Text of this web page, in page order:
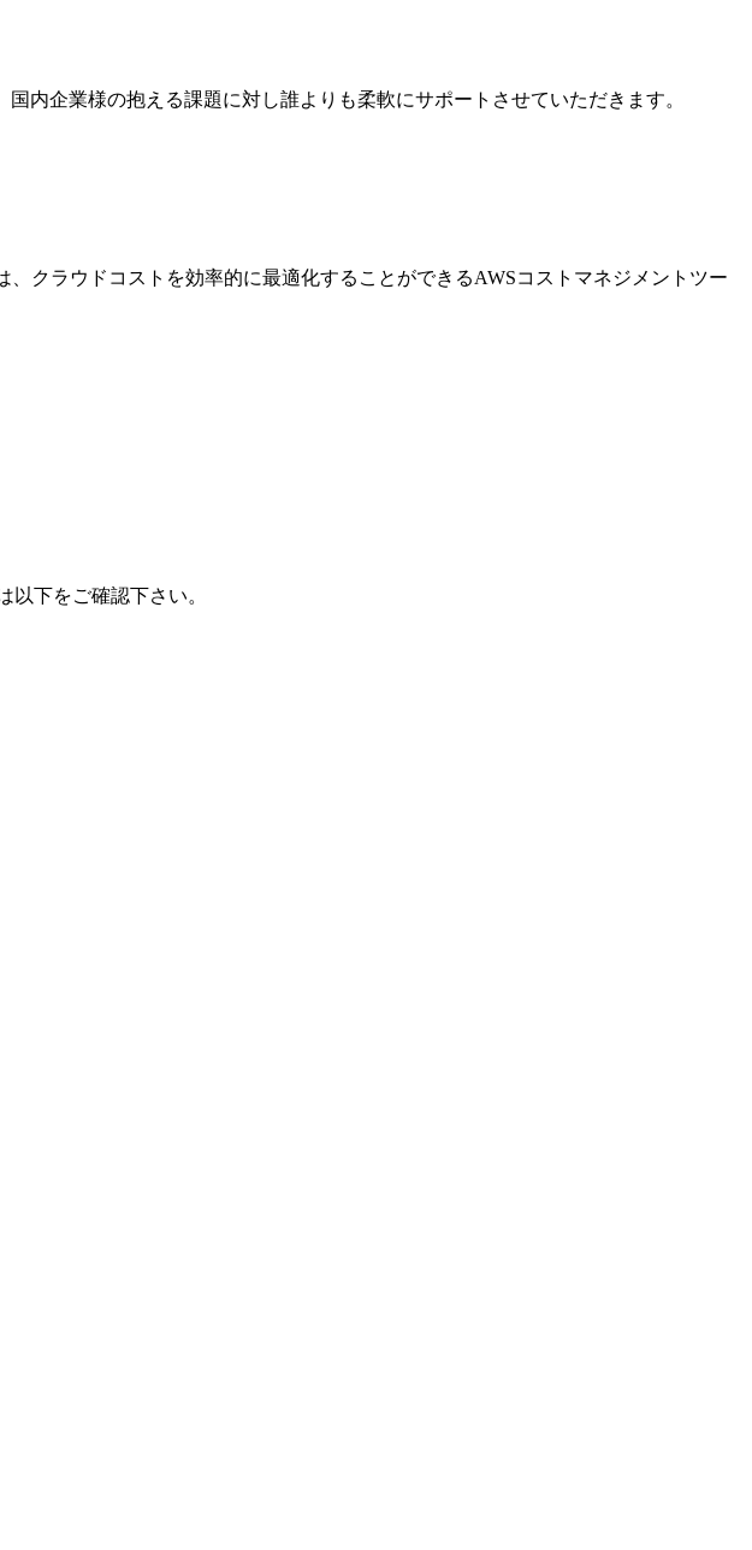
内企業様の抱える課題に対し誰よりも柔軟にサポートさせていただきます。
クラウドコストを効率的に最適化することができるAWSコストマネジメントツー
下をご確認下さい。